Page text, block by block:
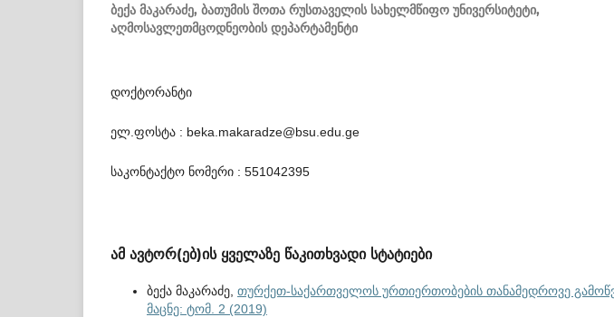
ბექა მაკარაძე, ბათუმის შოთა რუსთაველის სახელმწიფო უნივერსიტეტი,
აღმოსავლეთმცოდნეობის დეპარტამენტი
დოქტორანტი
ელ.ფოსტა : beka.makaradze@bsu.edu.ge
საკონტაქტო ნომერი : 551042395
ამ ავტორ(ებ)ის ყველაზე წაკითხვადი სტატიები
ბექა მაკარაძე, თურქეთ-საქართველოს ურთიერთობების თანამედროვე
მაცნე: ტომ. 2 (2019)